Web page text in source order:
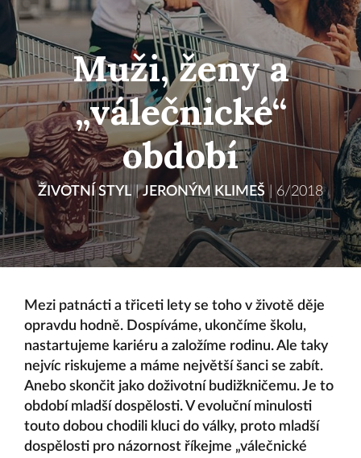
Muži, ženy a
„válečnické“
období
ŽIVOTNÍ STYL |JERONÝM KLIMEŠ | 6/2018
Mezi patnácti a třiceti lety se toho v životě děje
opravdu hodně. Dospíváme, ukončíme školu,
nastartujeme kariéru a založíme rodinu. Ale taky
nejvíc riskujeme a máme největší šanci se zabít.
Anebo skončit jako doživotní budižkničemu. Je to
období mladší dospělosti. V evoluční minulosti
touto dobou chodili kluci do války, proto mladší
dospělosti pro názornost říkejme „válečnické